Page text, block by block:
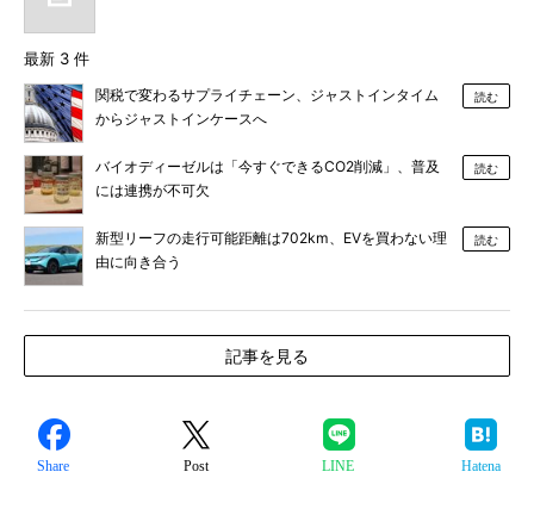
最新 3 件
関税で変わるサプライチェーン、ジャストインタイム
からジャストインケースへ
読む
バイオディーゼルは「今すぐできるCO2削減」、普及
には連携が不可欠
読む
新型リーフの走行可能距離は702km、EVを買わない理
由に向き合う
読む
記事を見る
Share Post LINE Hatena